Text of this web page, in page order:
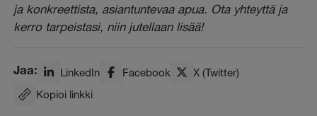
ja konkreettista, asiantuntevaa apua. Ota yhteyttä ja
kerro tarpeistasi, niin jutellaan lisää!
Jaa: LinkedIn Facebook
X (Twitter)
Kopioi linkki